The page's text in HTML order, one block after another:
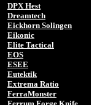
DPX Hest
Dreamtech
Eickhorn Solingen
Eikonic
Elite Tactical
EOS
ESEE
Eutektik
Extrema Ratio
FerraMonster